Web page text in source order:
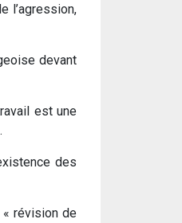
l’agression,
devant
est une
des
« révision de